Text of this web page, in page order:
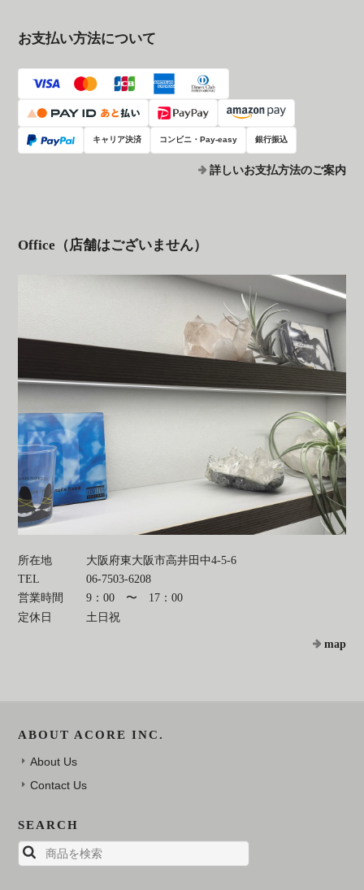
お支払い方法について
キャリア決済 コンビニ・Pay-easy 銀行振込
詳しいお支払方法のご案内
Office（店舗はございません）
所在地
大阪府東大阪市高井田中4-5-6
TEL
06-7503-6208
営業時間
9：00 〜 17：00
定休日
土日祝
map
ABOUT ACORE INC.
About Us
Contact Us
SEARCH